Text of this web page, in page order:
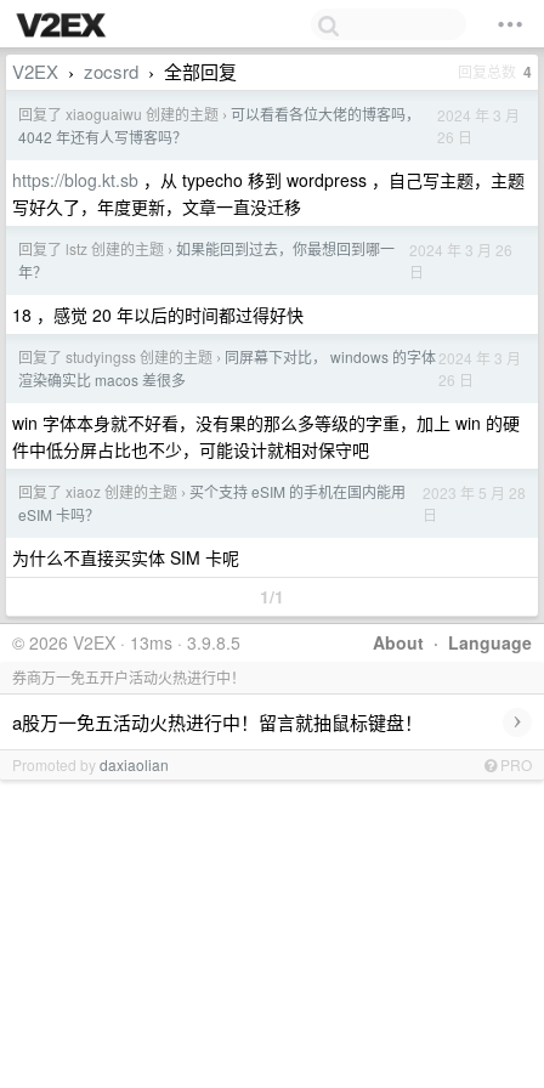
V2EX › zocsrd › 全部回复 回复总数 4
回复了 xiaoguaiwu 创建的主题 › 可以看看各位大佬的博客吗，
4042 年还有人写博客吗？
2024 年 3 月
26 日
https://blog.kt.sb ，从 typecho 移到 wordpress ，自己写主题，主题
写好久了，年度更新，文章一直没迁移
回复了 lstz 创建的主题 › 如果能回到过去，你最想回到哪一
年？
2024 年 3 月 26
日
18 ，感觉 20 年以后的时间都过得好快
回复了 studyingss 创建的主题 › 同屏幕下对比， windows 的字体
渲染确实比 macos 差很多
2024 年 3 月
26 日
win 字体本身就不好看，没有果的那么多等级的字重，加上 win 的硬
件中低分屏占比也不少，可能设计就相对保守吧
回复了 xiaoz 创建的主题 › 买个支持 eSIM 的手机在国内能用
eSIM 卡吗？
2023 年 5 月 28
日
为什么不直接买实体 SIM 卡呢
1/1
About · Language
© 2026 V2EX · 13ms · 3.9.8.5
券商万一免五开户活动火热进行中！
a股万一免五活动火热进行中！留言就抽鼠标键盘！ ›
Promoted bydaxiaolian PRO